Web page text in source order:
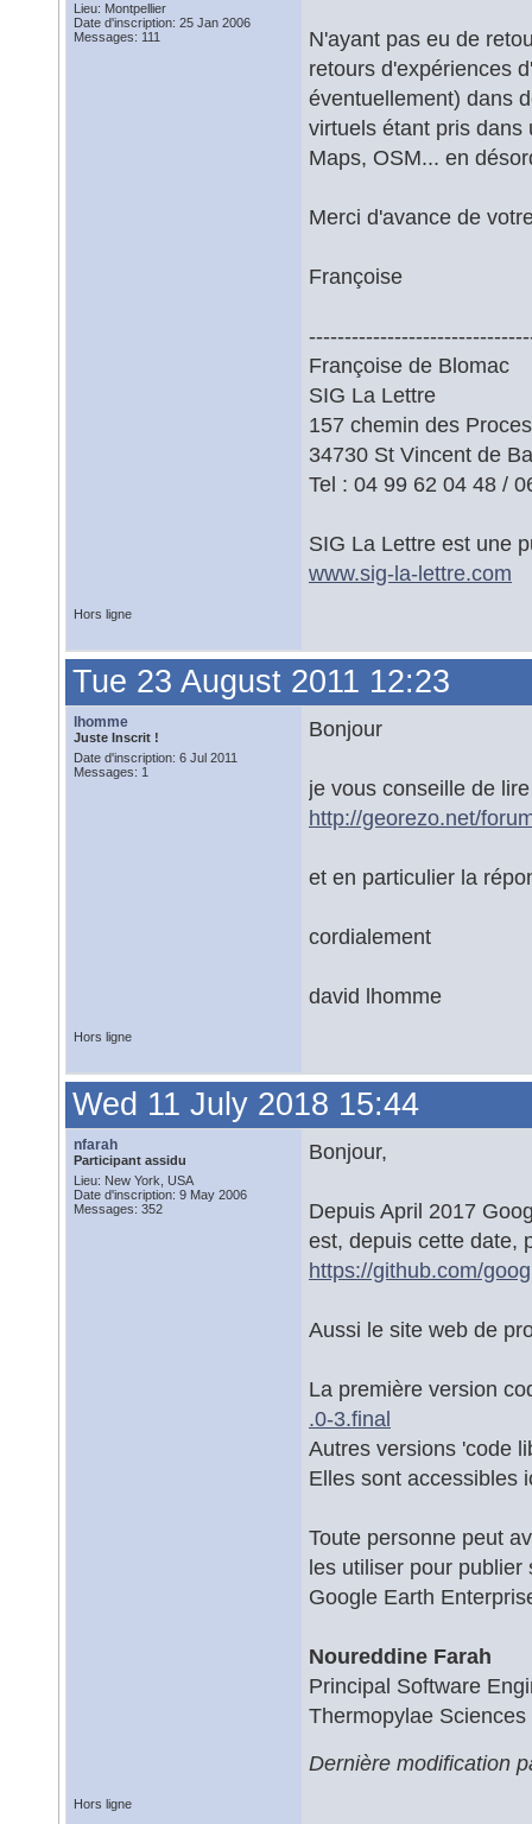
Lieu: Montpellier
Date d'inscription: 25 Jan 2006
Messages: 111
N'ayant pas eu de
retours d'expériences
éventuellement) dans
virtuels étant pris dans
Maps, OSM... en
Merci d'avance de
Françoise
Françoise de Blomac
SIG La Lettre
157 chemin des
34730 St Vincent de
Tel : 04 99 62 04 48 /
SIG La Lettre est une
www.sig-la-lettre.com
Hors ligne
Tue 23 August 2011 12:23
lhomme
Juste Inscrit !
Date d'inscription: 6 Jul 2011
Messages: 1
Bonjour
je vous conseille de
http://georezo.net/
et en particulier la
cordialement
david lhomme
Hors ligne
Wed 11 July 2018 15:44
nfarah
Participant assidu
Lieu: New York, USA
Date d'inscription: 9 May 2006
Messages: 352
Bonjour,
Depuis April 2017
est, depuis cette date,
https://github.com/
Aussi le site web de
La première version
.0-3.final
Autres versions 'code
Elles sont accessibles
Toute personne peut
les utiliser pour
Google Earth
Noureddine Farah
Principal Software
Thermopylae
Dernière modification
Hors ligne